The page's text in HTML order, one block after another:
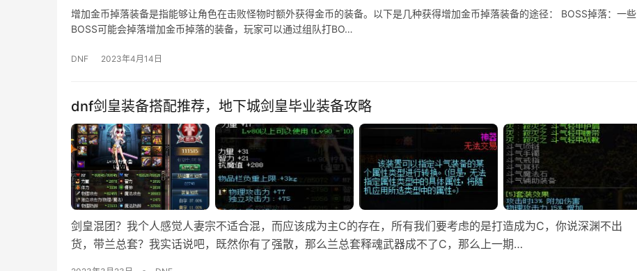
增加金币掉落装备是指能够让角色在击败怪物时额外获得金币的装备。以下是几种获得增加金币掉落装备的途径： BOSS掉落：一些
BOSS可能会掉落增加金币掉落的装备，玩家可以通过组队打BO…
DNF 2023年4月14日
dnf剑皇装备搭配推荐，地下城剑皇毕业装备攻略
剑皇混团？我个人感觉人妻宗不适合混，而应该成为主C的存在，所有我们要考虑的是打造成为C，你说深渊不出
货，带兰总套？我实话说吧，既然你有了强散，那么兰总套释魂武器成不了C，那么上一期…